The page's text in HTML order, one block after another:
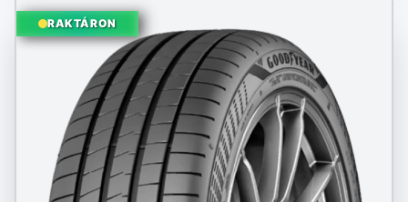
RAKTÁRON